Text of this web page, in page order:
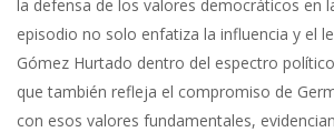
la defensa de los valores democráticos en
episodio no solo enfatiza la influencia y el
Gómez Hurtado dentro del espectro
que también refleja el compromiso de
con esos valores fundamentales,